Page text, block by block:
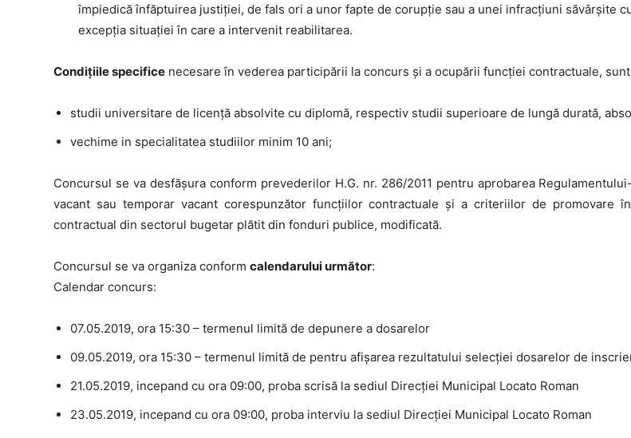
împiedică înfăptuirea justiţiei, de fals ori a unor fapte de corupţie sau a unei infracţiuni săvârşite
excepţia situaţiei în care a intervenit reabilitarea.
Condiţiile specifice necesare în vederea participării la concurs și a ocupării funcției contractuale,
studii universitare de licenţă absolvite cu diplomă, respectiv studii superioare de lungă durată,
vechime in specialitatea studiilor minim 10 ani;
Concursul se va desfăşura conform prevederilor H.G. nr. 286/2011 pentru aprobarea
vacant sau temporar vacant corespunzător funcţiilor contractuale şi a criteriilor de promovare
contractual din sectorul bugetar plătit din fonduri publice, modificată.
Concursul se va organiza conformcalendarului următor:
Calendar concurs:
07.05.2019, ora 15:30 – termenul limită de depunere a dosarelor
09.05.2019, ora 15:30 – termenul limită de pentru afişarea rezultatului selecţiei dosarelor de
21.05.2019, incepand cu ora 09:00, proba scrisă la sediul Direcţiei Municipal Locato Roman
23.05.2019, incepand cu ora 09:00, proba interviu la sediul Direcției Municipal Locato Roman